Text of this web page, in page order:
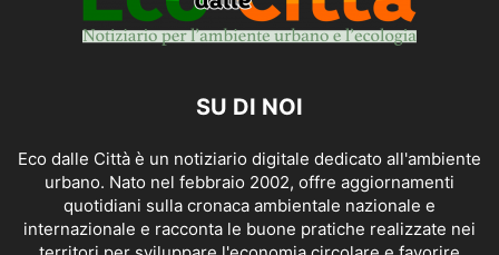
SU DI NOI
Eco dalle Città è un notiziario digitale dedicato all'ambiente
urbano. Nato nel febbraio 2002, offre aggiornamenti
quotidiani sulla cronaca ambientale nazionale e
internazionale e racconta le buone pratiche realizzate nei